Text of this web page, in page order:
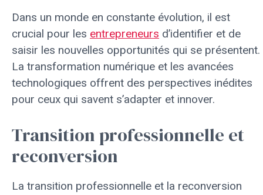
Dans un monde en constante évolution, il est
crucial pour les entrepreneurs d’identifier et de
saisir les nouvelles opportunités qui se présentent.
La transformation numérique et les avancées
technologiques offrent des perspectives inédites
pour ceux qui savent s’adapter et innover.
Transition professionnelle et
reconversion
La transition professionnelle et la reconversion